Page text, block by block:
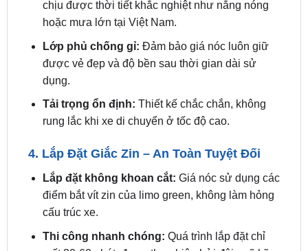
Lớp phủ chống gỉ:Đảm bảo giá nóc luôn giữ
được vẻ đẹp và độ bền sau thời gian dài sử
dụng.
Tải trọng ổn định: Thiết kế chắc chắn, không
rung lắc khi xe di chuyển ở tốc độ cao.
4. Lắp Đặt Giắc Zin – An Toàn Tuyệt Đối
điểm bắt vít zin của limo green, không làm hỏng
cấu trúc xe.
Thi công nhanh chóng:Quá trình lắp đặt chỉ
mất 30-60 phút, được thực hiện bởi đội ngũ kỹ
thuật viên chuyên nghiệp tại ZKar Auto.